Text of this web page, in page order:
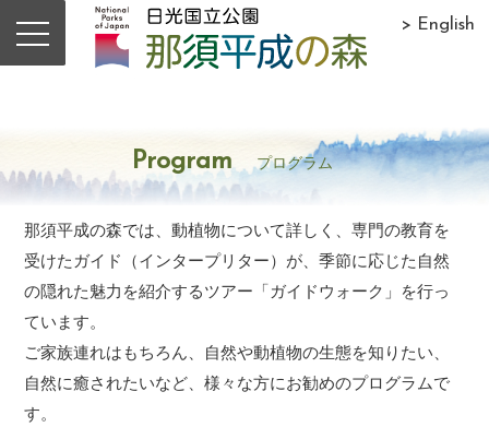
> English
Program プログラム
那須平成の森では、動植物について詳しく、専門の教育を
受けたガイド（インタープリター）が、季節に応じた自然
の隠れた魅力を紹介するツアー「ガイドウォーク」を行っ
ています。
ご家族連れはもちろん、自然や動植物の生態を知りたい、
自然に癒されたいなど、様々な方にお勧めのプログラムで
す。